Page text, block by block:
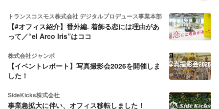
トランスコスモス株式会社 デジタルプロデュース事業本部
【#オフィス紹介】番外編. 着飾る恋には理由があ
って／“el Arco Iris”はココ
株式会社ジャンボ
【イベントレポート】写真撮影会2026を開催しま
した！
SideKicks株式会社
事業急拡大に伴い、オフィス移転しました！